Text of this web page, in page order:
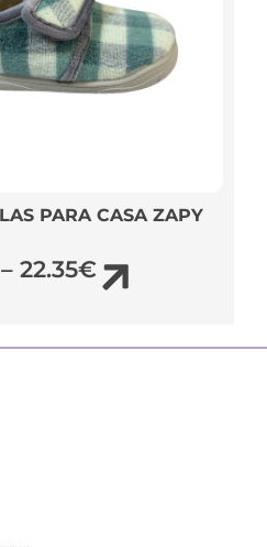
PARA CASA ZAPY
– 22.35€